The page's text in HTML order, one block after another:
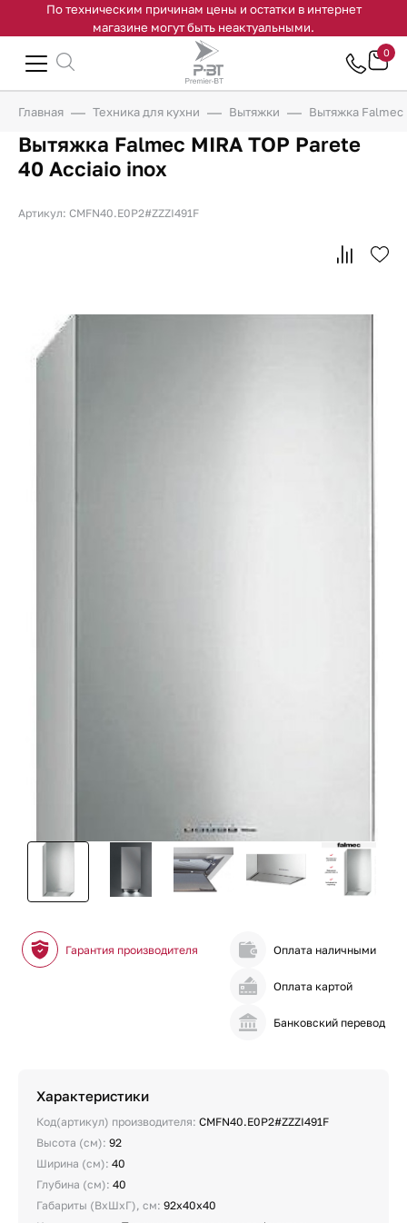
По техническим причинам цены и остатки в интернет
магазине могут быть неактуальными.
0
Главная Техника для кухни Вытяжки Вытяжка Falmec
Вытяжка Falmec MIRA TOP Parete
40 Acciaio inox
Артикул: CMFN40.E0P2#ZZZI491F
Гарантия производителя Оплата наличными
Оплата картой
Банковский перевод
Характеристики
Код(артикул) производителя: CMFN40.E0P2#ZZZI491F
Высота (см): 92
Ширина (см): 40
Глубина (см): 40
Габариты (ВхШхГ), см: 92х40х40